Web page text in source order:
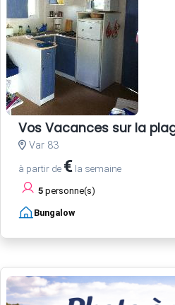
Vos Vacances sur la
Var 83
à partir de € la semaine
5 personne(s)
Bungalow